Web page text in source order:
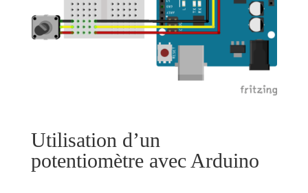
Utilisation d’un
potentiomètre avec Arduino